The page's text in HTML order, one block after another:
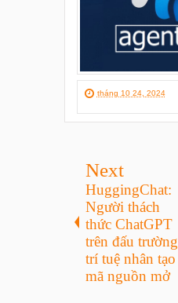
tháng 10 24, 2024
Next
HuggingChat:
Người thách
thức ChatGPT
trên đấu trường
trí tuệ nhân tạo
mã nguồn mở